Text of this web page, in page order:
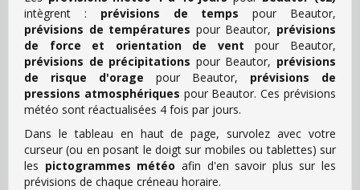
intègrent : prévisions de temps pour Beautor,
prévisions de températures pour Beautor, prévisions
de force et orientation de vent pour Beautor,
prévisions de précipitations pour Beautor, prévisions
de risque d'orage pour Beautor, prévisions de
pressions atmosphériques pour Beautor. Ces prévisions
météo sont réactualisées 4 fois par jours.
Dans le tableau en haut de page, survolez avec votre
curseur (ou en posant le doigt sur mobiles ou tablettes) sur
les pictogrammes météo afin d'en savoir plus sur les
prévisions de chaque créneau horaire.